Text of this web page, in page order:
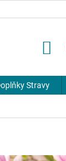
Stravy